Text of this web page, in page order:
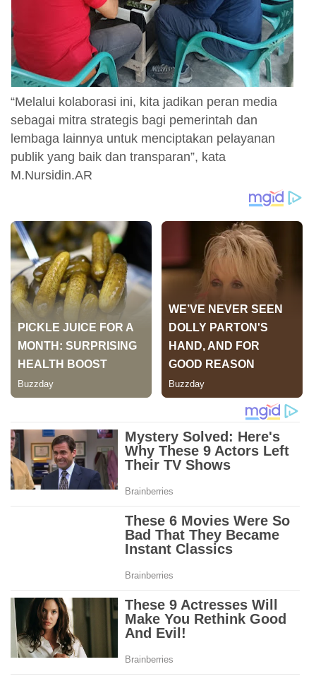
“Melalui kolaborasi ini, kita jadikan peran media
sebagai mitra strategis bagi pemerintah dan
lembaga lainnya untuk menciptakan pelayanan
publik yang baik dan transparan”, kata
M.Nursidin.AR